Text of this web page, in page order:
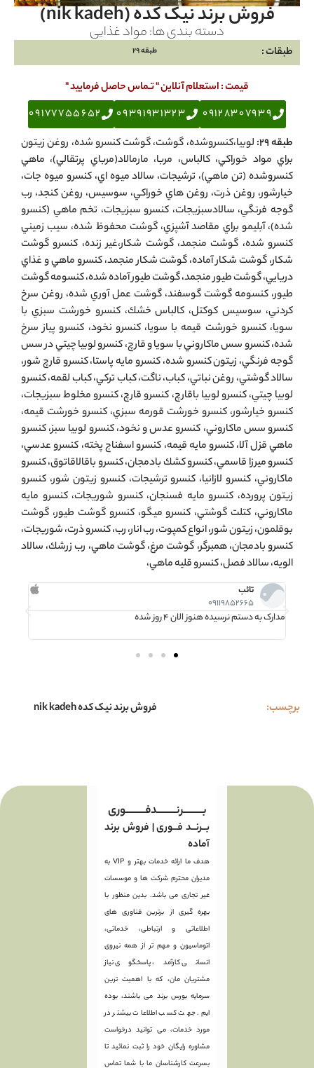
فروش برند نیک کده (nik kadeh)
دسته بندی ها:مواد غذایی
طبقات : طبقه 29
قیمت : استعلام آنلاین " تـماس حاصل فرمایید "
09128307939
09391931323
09177755652
طبقه 29:
لوبيا،كنسروشده، گوشت، گوشت كنسرو شده، روغن زيتون
براي مواد خوراكي، كالباس، مربا، مارمالاد(مرباي پرتقالي)، ماهي
كنسروشده (تن ماهي)، ترشيجات، سالاد ميوه اي، كنسرو ميوه جات،
خيارشور، روغن ذرت، روغن هاي خوراكي، سوسيس، روغن كنجد، رب
گوجه فرنگي، سالادسبزيجات، كنسرو سبزيجات، تخم ماهي (كنسرو
شده)، آبليمو براي مقاصد آشپزي، گوشت محفوظ شده، سيب زميني
كنسرو شده، گوشت منجمد، گوشت شكار،غير زنده، كنسرو گوشت
شكار، گوشت شكار آماده، گوشت شكار منجمد، كنسرو ماهي و غذاي
دريايي، گوشت طيور منجمد، گوشت طيور آماده شده، كنسومه گوشت
طيور، كنسومه گوشت گوسفند، گوشت عمل آوري شده، روغن سرخ
كردني، سوسيس كوكتل، كالباس خشك، كنسرو خورشت سبزي با
سويا، كنسرو خورشت قيمه با سويا، كنسرو نخود، كنسرو پياز سرخ
شده، كنسرو سس ماكاروني با سويا و قارچ، كنسرو لوبيا چيتي در سس
گوجه فرنگي، زيتون كنسرو شده، كنسرو مايه پاستا، كنسرو قارچ شور،
سالاد گوشتي، روغن نباتي، كباب، ناگت، كباب تركي، كباب لقمه، كنسرو
لوبيا چيتي، كنسرو لوبيا باقارچ، كنسرو قارچ، كنسرو مخلوط سبزيجات،
كنسرو خيارشور، كنسرو خورشت قورمه سبزي، كنسرو خورشت قيمه،
كنسرو سس ماكاروني، كنسرو عدس و نخود، كنسرو لوبيا سبز، كنسرو
ماهي قزل آلا، كنسرو مايه قيمه، كنسرو اسفناج پخته، كنسرو عدسي،
كنسرو ميرزا قاسمي، كنسرو كشك بادمجان، كنسرو باقالاقاتوق، كنسرو
ماكاروني، كنسرو لازانيا، كنسرو ترشيجات، كنسرو زيتون شور، كنسرو
زيتون پرورده، كنسرو مايه فسنجان، كنسرو شوريجات، كنسرو مايه
ماكاروني، كتلت گوشتي، كنسرو ميگو، كنسرو گوشت طيور، گوشت
بوقلمون، زيتون شور، انواع كمپوت، رب انار، رب، كنسرو ذرت، شوريجات،
كنسرو بادمجان، همبرگر، گوشت مرغ، گوشت ماهي، رب زرشك، سالاد
الويه، سالاد فصل، كنسرو قليه ماهي،
تائب
09119852665
مدارک به دستم نرسیده هنوز الان 4 روز شده
برچسب: فروش برند نیک کده nik kadeh
بـــــــــرنـــــــــدفـــــــــوری
بــرنــد فــوری | فروش برند
آماده
هدف ما ارائه خدمات بهتر و VIP به
مدیران محترم شرکت ها و موسسات
غیر تجاری می باشد. بدین منظور با
بهره گیری از برترین فناوری های
اطلاعاتی و ارتباطی، خدماتی،
اتوماسیون و مهم تر از همه نیروی
انسانی کارآمد، پاسخگوی نیاز
مشتریان مان، که با اهمیت ترین
سرمایه بورس برند می باشند، بوده
ایم. جهت کسب اطلاعات بیشتر در
مورد خدمات، می توانید درخواست
مشاوره رایگان خود را ثبت نمائید تا
بسرعت کارشناسان ما با شما تماس